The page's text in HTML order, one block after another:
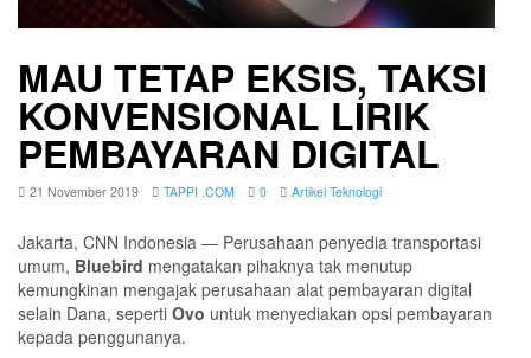
MAU TETAP EKSIS, TAKSI
KONVENSIONAL LIRIK
PEMBAYARAN DIGITAL
21 November 2019 TAPPI .COM 0 Artikel Teknologi
Jakarta, CNN Indonesia — Perusahaan penyedia transportasi
umum, Bluebird mengatakan pihaknya tak menutup
kemungkinan mengajak perusahaan alat pembayaran digital
selain Dana, seperti Ovo untuk menyediakan opsi pembayaran
kepada penggunanya.